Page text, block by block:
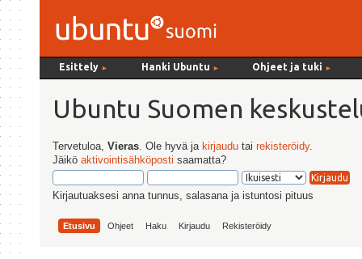
Esittely ► Hanki Ubuntu ► Ohjeet ja tuki ►
Ubuntu Suomen
Tervetuloa,Vieras . Ole hyvä ja kirjaudu tairekisteröidy.
Jäiköaktivointisähköposti saamatta?
Kirjautuaksesi anna tunnus, salasana ja istuntosi pituus
Etusivu Ohjeet Haku Kirjaudu Rekisteröidy